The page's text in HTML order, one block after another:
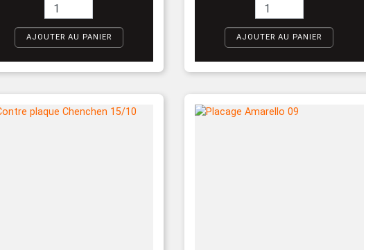
AJOUTER AU PANIER AJOUTER AU PANIER